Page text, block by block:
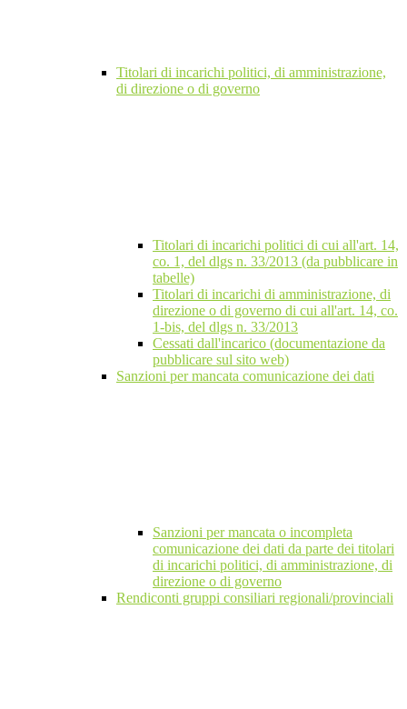
Titolari di incarichi politici, di amministrazione,
di direzione o di governo
Titolari di incarichi politici di cui all'art. 14,
co. 1, del dlgs n. 33/2013 (da pubblicare in
tabelle)
Titolari di incarichi di amministrazione, di
direzione o di governo di cui all'art. 14, co.
1-bis, del dlgs n. 33/2013
Cessati dall'incarico (documentazione da
pubblicare sul sito web)
Sanzioni per mancata comunicazione dei dati
Sanzioni per mancata o incompleta
comunicazione dei dati da parte dei titolari
di incarichi politici, di amministrazione, di
direzione o di governo
Rendiconti gruppi consiliari regionali/provinciali